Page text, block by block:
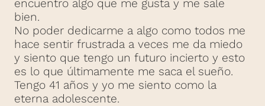
encuentro algo que me gusta y me sale
bien.
No poder dedicarme a algo como todos me
hace sentir frustrada a veces me da miedo
y siento que tengo un futuro incierto y esto
es lo que últimamente me saca el sueño.
Tengo 41 años y yo me siento como la
eterna adolescente.